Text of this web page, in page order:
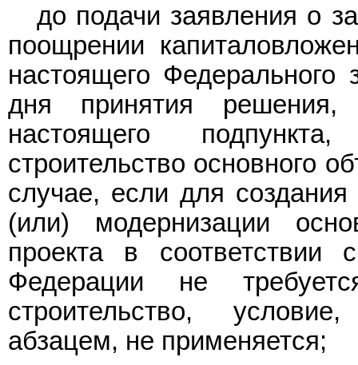
до подачи заявления о
поощрении
настоящего
дня принятия
настоящего
строительство основного
случае, если для создания
(или) модернизации
проекта в соответствии
Федерации не
строительство,
абзацем, не применяется;